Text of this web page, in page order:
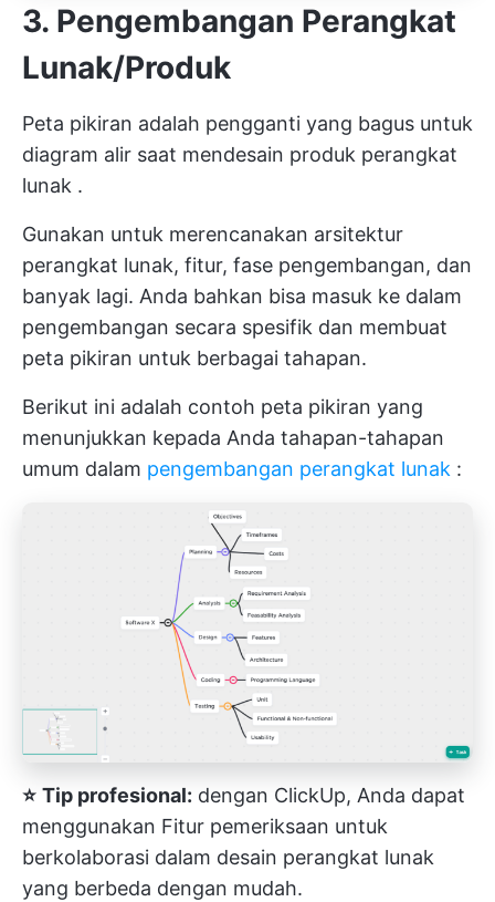
3. Pengembangan Perangkat
Lunak/Produk
Peta pikiran adalah pengganti yang bagus untuk
diagram alir saat mendesain produk perangkat
lunak .
Gunakan untuk merencanakan arsitektur
perangkat lunak, fitur, fase pengembangan, dan
banyak lagi. Anda bahkan bisa masuk ke dalam
pengembangan secara spesifik dan membuat
peta pikiran untuk berbagai tahapan.
Berikut ini adalah contoh peta pikiran yang
menunjukkan kepada Anda tahapan-tahapan
umum dalam pengembangan perangkat lunak :
⭐️ Tip profesional: dengan ClickUp, Anda dapat
menggunakan Fitur pemeriksaan untuk
berkolaborasi dalam desain perangkat lunak
yang berbeda dengan mudah.